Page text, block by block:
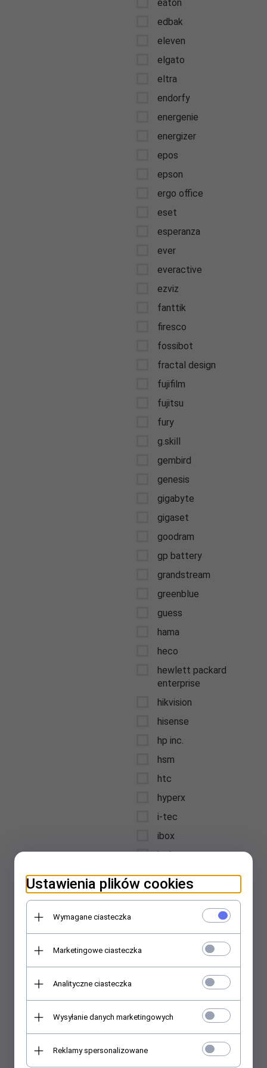
eaton
edbak
eleven
elgato
eltra
endorfy
energenie
energizer
epos
epson
ergo office
eset
esperanza
ever
everactive
ezviz
fanttik
firesco
fossibot
fractal design
fujifilm
fujitsu
fury
g.skill
gembird
genesis
gigabyte
gigaset
goodram
gp battery
grandstream
greenblue
guess
hama
heco
hewlett packard
enterprise
hikvision
hisense
hp inc.
hsm
htc
hyperx
i-tec
ibox
icybox
iiyama
intellinet
International Paper
jvc
karcher
Ustawienia plików cookies
Wymagane ciasteczka
Marketingowe ciasteczka
Analityczne ciasteczka
Wysyłanie danych marketingowych
Reklamy spersonalizowane